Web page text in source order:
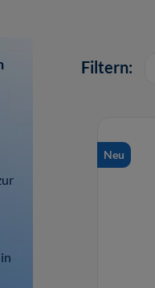
Filtern:
Neu